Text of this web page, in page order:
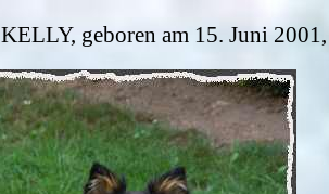
KELLY, geboren am 15. Juni